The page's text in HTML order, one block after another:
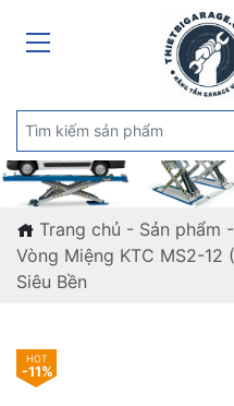
Trang chủ - Sản phẩm -
Vòng Miệng KTC MS2-12
Siêu Bền
-11%